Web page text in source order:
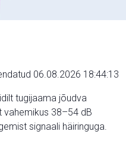
06.08.2026 18:44:13
tugijaama jõudva
vahemikus 38–54 dB
signaali häiringuga.